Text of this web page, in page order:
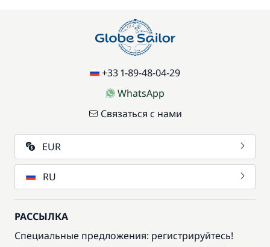
+33 1-89-48-04-29
WhatsApp
Связаться с нами
EUR
RU
РАССЫЛКА
Специальные предложения: регистрируйтесь!